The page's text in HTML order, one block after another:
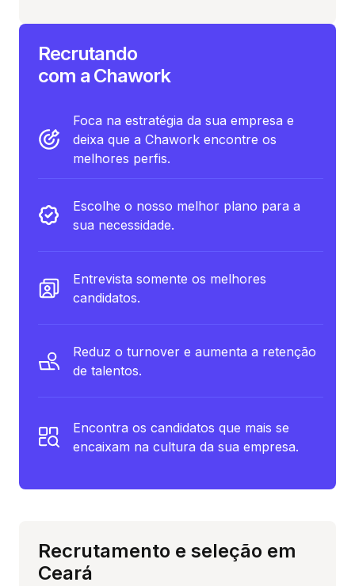
Recrutando
com a Chawork
Foca na estratégia da sua empresa e
deixa que a Chawork encontre os
melhores perfis.
Escolhe o nosso melhor plano para a
sua necessidade.
Entrevista somente os melhores
candidatos.
Reduz o turnover e aumenta a retenção
de talentos.
Encontra os candidatos que mais se
encaixam na cultura da sua empresa.
Recrutamento e seleção em
Ceará